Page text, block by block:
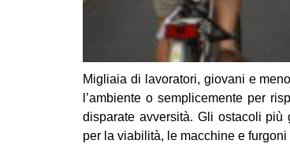
Migliaia di lavoratori, giovani e
l’ambiente o semplicemente per
disparate avversità. Gli ostacoli
per la viabilità, le macchine e